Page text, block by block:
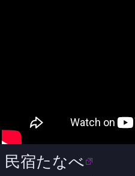
民宿たなべ